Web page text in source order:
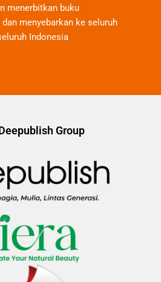
menerbitkan buku
menyebarkan ke seluruh
Indonesia
Group